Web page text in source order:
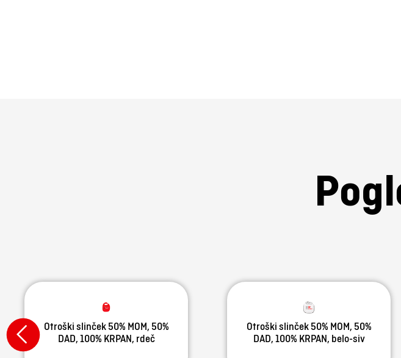
Otroški slinček 50% MOM, 50%
DAD, 100% KRPAN, rdeč
Otroški slinček 50% MOM, 50%
DAD, 100% KRPAN, belo-siv